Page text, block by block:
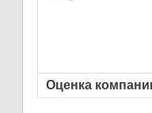
Оценка